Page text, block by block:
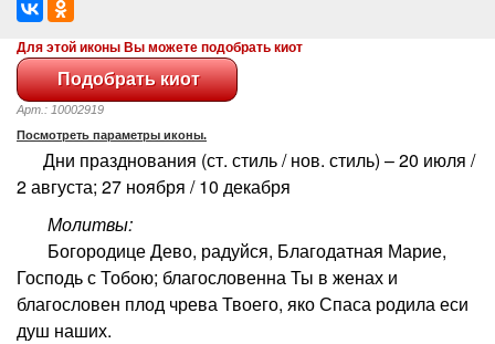
Для этой иконы Вы можете подобрать киот
Арт.: 10002919
Посмотреть параметры иконы.
Дни празднования (ст. стиль / нов. стиль) – 20 июля /
2 августа; 27 ноября / 10 декабря
Молитвы:
Богородице Дево, радуйся, Благодатная Марие,
Господь с Тобою; благословенна Ты в женах и
благословен плод чрева Твоего, яко Спаса родила еси
душ наших.